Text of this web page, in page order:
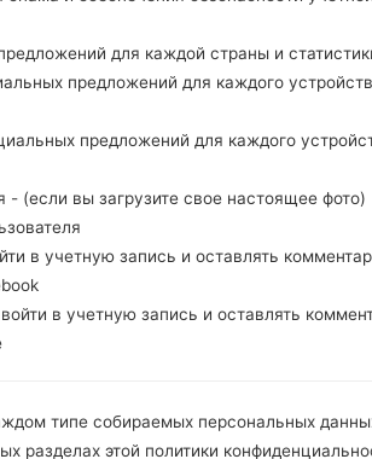
стоковую прошивку на устройства
GT-N5120_XSA_1_20140627102
Android KitKat 4.4.2
U, Virgin Mobile, 3, Crazy Johns
для каждой страны и
предложений для каждого
предложений для каждого
- (если вы загрузите свое настоящее фото)
в учетную запись и оставлять
в учетную запись и оставлять
типе собираемых персональных
разделах этой политики